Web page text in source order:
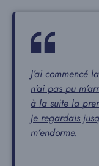
J’ai commencé
n’ai pas pu
à la suite la
Je regardais
m’endorme.